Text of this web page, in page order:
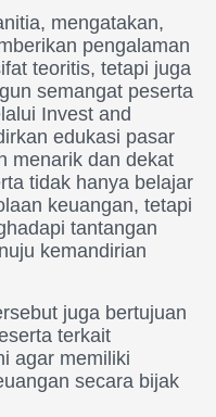
mengatakan,
pengalaman
teoritis, tetapi juga
semangat peserta
Invest and
edukasi pasar
menarik dan dekat
tidak hanya belajar
keuangan, tetapi
tantangan
kemandirian
juga bertujuan
terkait
agar memiliki
secara bijak